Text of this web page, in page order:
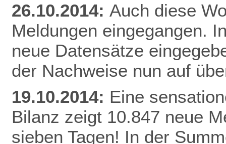
26.10.2014: Auch diese
Meldungen eingegangen.
neue Datensätze
der Nachweise nun auf
19.10.2014: Eine
Bilanz zeigt 10.847 neue
sieben Tagen! In der